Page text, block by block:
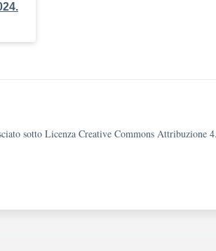
sotto Licenza Creative Commons Attribuzione